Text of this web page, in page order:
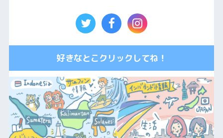
好きなとこクリックしてね！